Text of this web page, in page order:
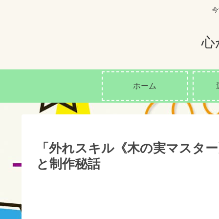
心
ホーム
「外れスキル《木の実マスタ
と制作秘話